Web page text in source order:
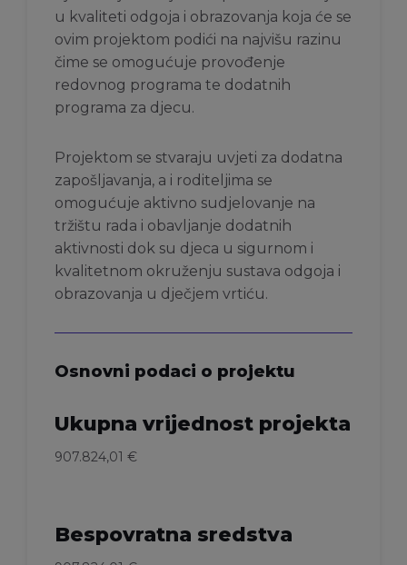
u kvaliteti odgoja i obrazovanja koja će se
ovim projektom podići na najvišu razinu
čime se omogućuje provođenje
redovnog programa te dodatnih
programa za djecu.
Projektom se stvaraju uvjeti za dodatna
zapošljavanja, a i roditeljima se
omogućuje aktivno sudjelovanje na
tržištu rada i obavljanje dodatnih
aktivnosti dok su djeca u sigurnom i
kvalitetnom okruženju sustava odgoja i
obrazovanja u dječjem vrtiću.
Osnovni podaci o projektu
Ukupna vrijednost projekta
907.824,01 €
Bespovratna sredstva